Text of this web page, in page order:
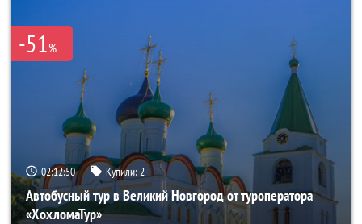
-51%
02:12:49 Купили: 2
Автобусный тур в Великий Новгород от туроператора
«ХохломаТур»